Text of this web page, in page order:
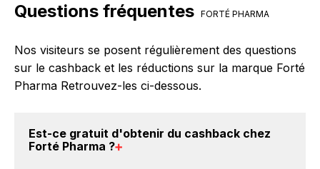
Questions fréquentes FORTÉ PHARMA
Nos visiteurs se posent régulièrement des questions
sur le cashback et les réductions sur la marque Forté
Pharma Retrouvez-les ci-dessous.
Est-ce gratuit d'obtenir du cashback chez
Forté Pharma ?